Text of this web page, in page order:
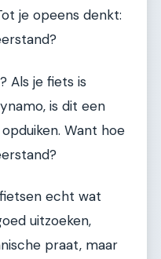
je opeens denkt:
Als je fiets is
is dit een
Want hoe
echt wat
uitzoeken,
praat, maar